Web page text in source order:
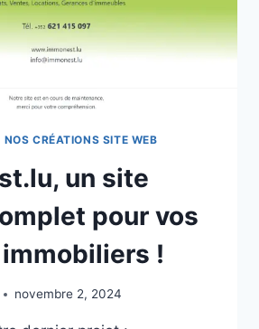
NOS CRÉATIONS SITE WEB
un site
pour vos
!
novembre 2, 2024